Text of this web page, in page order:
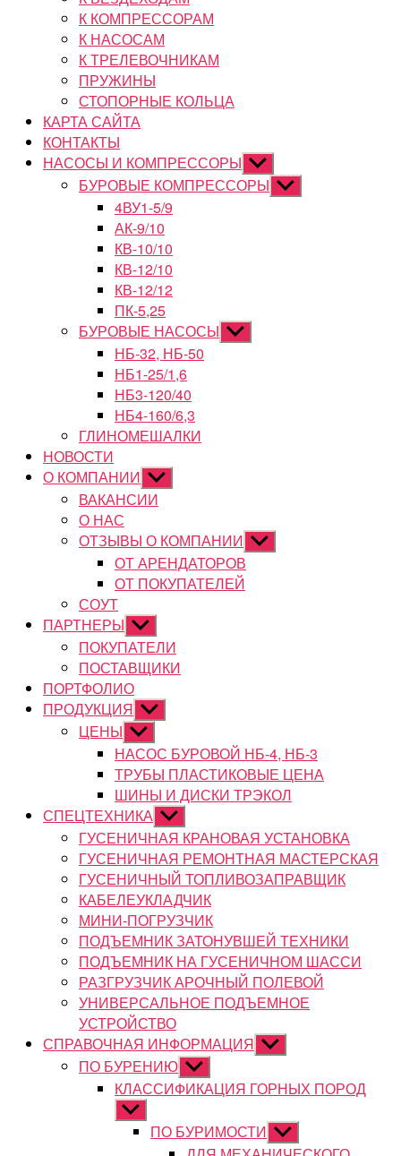
К КОМПРЕССОРАМ
К НАСОСАМ
К ТРЕЛЕВОЧНИКАМ
ПРУЖИНЫ
СТОПОРНЫЕ КОЛЬЦА
КАРТА САЙТА
КОНТАКТЫ
НАСОСЫ И КОМПРЕССОРЫ Показывать
подменю
БУРОВЫЕ КОМПРЕССОРЫ Показывать
подменю
4ВУ1-5/9
АК-9/10
КВ-10/10
КВ-12/10
КВ-12/12
ПК-5,25
БУРОВЫЕ НАСОСЫ Показывать
подменю
НБ-32, НБ-50
НБ1-25/1,6
НБ3-120/40
НБ4-160/6,3
ГЛИНОМЕШАЛКИ
НОВОСТИ
О КОМПАНИИ Показывать
подменю
ВАКАНСИИ
О НАС
ОТЗЫВЫ О КОМПАНИИ Показывать
подменю
ОТ АРЕНДАТОРОВ
ОТ ПОКУПАТЕЛЕЙ
СОУТ
ПАРТНЕРЫ Показывать
подменю
ПОКУПАТЕЛИ
ПОСТАВЩИКИ
ПОРТФОЛИО
ПРОДУКЦИЯ Показывать
подменю
ЦЕНЫ Показывать
подменю
НАСОС БУРОВОЙ НБ-4, НБ-3
ТРУБЫ ПЛАСТИКОВЫЕ ЦЕНА
ШИНЫ И ДИСКИ ТРЭКОЛ
СПЕЦТЕХНИКА Показывать
подменю
ГУСЕНИЧНАЯ КРАНОВАЯ УСТАНОВКА
ГУСЕНИЧНАЯ РЕМОНТНАЯ МАСТЕРСКАЯ
ГУСЕНИЧНЫЙ ТОПЛИВОЗАПРАВЩИК
КАБЕЛЕУКЛАДЧИК
МИНИ-ПОГРУЗЧИК
ПОДЪЕМНИК ЗАТОНУВШЕЙ ТЕХНИКИ
ПОДЪЕМНИК НА ГУСЕНИЧНОМ ШАССИ
РАЗГРУЗЧИК АРОЧНЫЙ ПОЛЕВОЙ
УНИВЕРСАЛЬНОЕ ПОДЪЕМНОЕ
УСТРОЙСТВО
СПРАВОЧНАЯ ИНФОРМАЦИЯ Показывать
подменю
ПО БУРЕНИЮ Показывать
подменю
КЛАССИФИКАЦИЯ ГОРНЫХ ПОРОД
Показывать
подменюПО БУРИМОСТИ Показывать
подменю